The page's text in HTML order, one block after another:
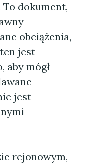
dokument,
obciążenia,
jest
aby mógł
jest
rejonowym,